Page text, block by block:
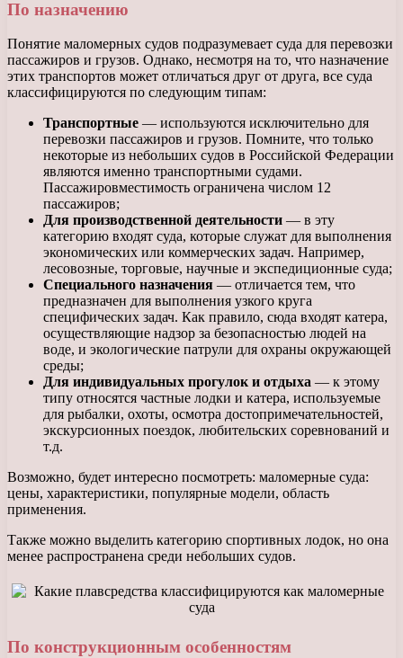
По назначению
Понятие маломерных судов подразумевает суда для перевозки
пассажиров и грузов. Однако, несмотря на то, что назначение
этих транспортов может отличаться друг от друга, все суда
классифицируются по следующим типам:
Транспортные — используются исключительно для
перевозки пассажиров и грузов. Помните, что только
некоторые из небольших судов в Российской Федерации
являются именно транспортными судами.
Пассажировместимость ограничена числом 12
пассажиров;
Для производственной деятельности — в эту
категорию входят суда, которые служат для выполнения
экономических или коммерческих задач. Например,
лесовозные, торговые, научные и экспедиционные суда;
Специального назначения — отличается тем, что
предназначен для выполнения узкого круга
специфических задач. Как правило, сюда входят катера,
осуществляющие надзор за безопасностью людей на
воде, и экологические патрули для охраны окружающей
среды;
Для индивидуальных прогулок и отдыха — к этому
типу относятся частные лодки и катера, используемые
для рыбалки, охоты, осмотра достопримечательностей,
экскурсионных поездок, любительских соревнований и
т.д.
Возможно, будет интересно посмотреть: маломерные суда:
цены, характеристики, популярные модели, область
применения.
Также можно выделить категорию спортивных лодок, но она
менее распространена среди небольших судов.
По конструкционным особенностям